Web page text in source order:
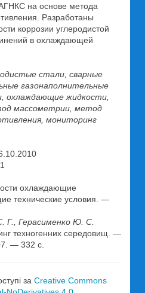
на основе метода
Разработаны
коррозии углеродистой
в охлаждающей
стали, сварные
газонаполнительные
охлаждающие жидкости,
массометрии, метод
мониторинг
охлаждающие
технические условия. —
Г., Герасименко Ю. С.
техногенних середовищ. —
— 332 с.
за Creative Commons